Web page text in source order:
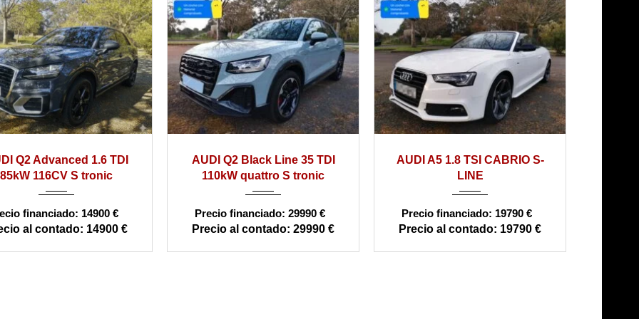
98000
AUDI Q2 Black Line 35 TDI
110kW quattro S tronic
29990 €
29990 €
AUDI A5 1.8 TSI CABRIO S-
LINE
19790 €
19790 €
AUDI A3 2.0 TDI 150cv clean
d. S tronic Ambition
13500 €
13500 €